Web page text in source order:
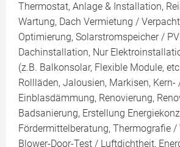
Thermostat, Anlage & Installation,
Wartung, Dach Vermietung /
Optimierung, Solarstromspeicher /
Dachinstallation, Nur
(z.B. Balkonsolar, Flexible Module,
Rollläden, Jalousien, Markisen, Kern-
Einblasdämmung, Renovierung,
Badsanierung, Erstellung
Fördermittelberatung, Thermografie /
Blower-Door-Test / Luftdichtheit,